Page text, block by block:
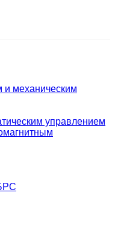
и механическим
управлением